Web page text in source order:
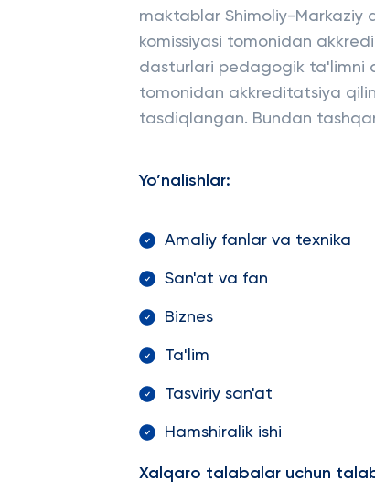
maktablar Shimoliy-Markaziy
komissiyasi tomonidan
dasturlari pedagogik ta'limni
tomonidan akkreditatsiya
tasdiqlangan. Bundan
Yo’nalishlar:
Amaliy fanlar va texnika
San'at va fan
Biznes
Ta'lim
Tasviriy san'at
Hamshiralik ishi
Xalqaro talabalar uchun